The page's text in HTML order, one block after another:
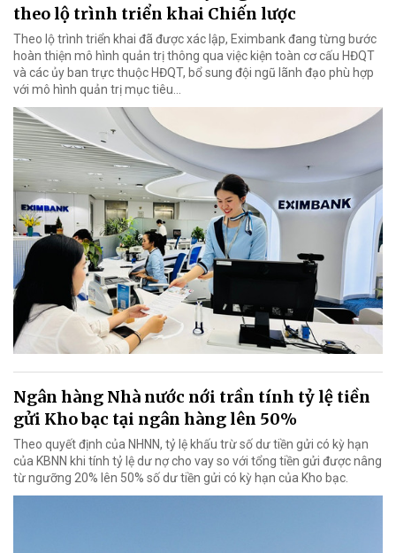
theo lộ trình triển khai Chiến lược
Theo lộ trình triển khai đã được xác lập, Eximbank đang từng bước
hoàn thiện mô hình quản trị thông qua việc kiện toàn cơ cấu HĐQT
và các ủy ban trực thuộc HĐQT, bổ sung đội ngũ lãnh đạo phù hợp
với mô hình quản trị mục tiêu...
Ngân hàng Nhà nước nới trần tính tỷ lệ tiền
gửi Kho bạc tại ngân hàng lên 50%
Theo quyết định của NHNN, tỷ lệ khấu trừ số dư tiền gửi có kỳ hạn
của KBNN khi tính tỷ lệ dư nợ cho vay so với tổng tiền gửi được nâng
từ ngưỡng 20% lên 50% số dư tiền gửi có kỳ hạn của Kho bạc.